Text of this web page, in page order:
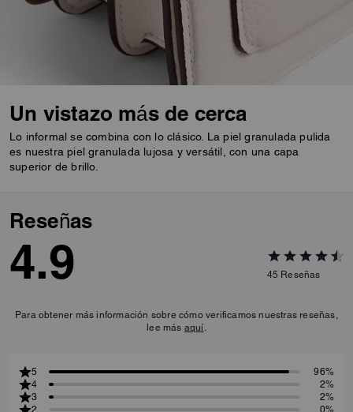
Un vistazo más de cerca
Lo informal se combina con lo clásico. La piel granulada pulida
es nuestra piel granulada lujosa y versátil, con una capa
superior de brillo.
Reseñas
4.9 45 Reseñas
Para obtener más información sobre cómo verificamos nuestras reseñas,
lee más aquí
5
96%
4
2%
3
2%
2
0%